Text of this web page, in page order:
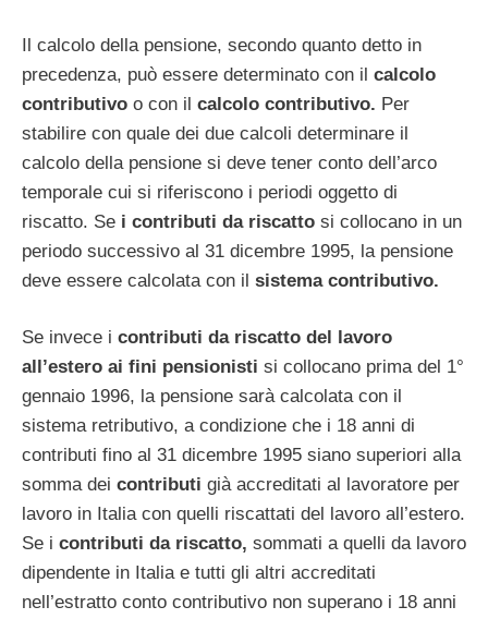
Il calcolo della pensione, secondo quanto detto in
precedenza, può essere determinato con il calcolo
contributivo o con il calcolo contributivo. Per
stabilire con quale dei due calcoli determinare il
calcolo della pensione si deve tener conto dell’arco
temporale cui si riferiscono i periodi oggetto di
riscatto. Se i contributi da riscatto si collocano in un
periodo successivo al 31 dicembre 1995, la pensione
deve essere calcolata con il sistema contributivo.
Se invece i contributi da riscatto del lavoro
all’estero ai fini pensionisti si collocano prima del 1°
gennaio 1996, la pensione sarà calcolata con il
sistema retributivo, a condizione che i 18 anni di
contributi fino al 31 dicembre 1995 siano superiori alla
somma dei contributi già accreditati al lavoratore per
lavoro in Italia con quelli riscattati del lavoro all’estero.
Se i contributi da riscatto, sommati a quelli da lavoro
dipendente in Italia e tutti gli altri accreditati
nell’estratto conto contributivo non superano i 18 anni